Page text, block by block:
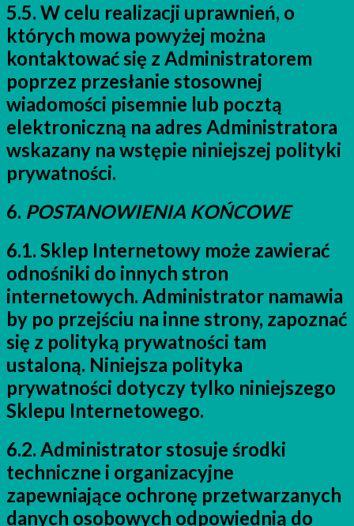
5.5. W celu realizacji uprawnień, o
których mowa powyżej można
kontaktować się z Administratorem
poprzez przesłanie stosownej
wiadomości pisemnie lub pocztą
elektroniczną na adres Administratora
wskazany na wstępie niniejszej polityki
prywatności.
6. POSTANOWIENIA KOŃCOWE
6.1. Sklep Internetowy może zawierać
odnośniki do innych stron
internetowych. Administrator namawia
by po przejściu na inne strony, zapoznać
się z polityką prywatności tam
ustaloną. Niniejsza polityka
prywatności dotyczy tylko niniejszego
Sklepu Internetowego.
6.2. Administrator stosuje środki
techniczne i organizacyjne
zapewniające ochronę przetwarzanych
danych osobowych odpowiednią do